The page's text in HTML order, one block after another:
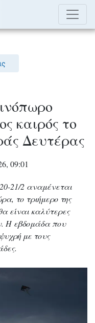
καιρός το
Δευτέρας
09:01
21/2 αναμένεται
το τριήμερο της
είναι καλύτερες
Η εβδομάδα που
με τους